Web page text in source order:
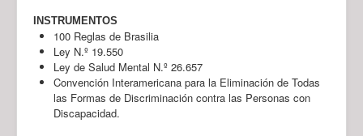
INSTRUMENTOS
100 Reglas de Brasilia
Ley N.º 19.550
Ley de Salud Mental N.º 26.657
Convención Interamericana para la Eliminación de Todas
las Formas de Discriminación contra las Personas con
Discapacidad.